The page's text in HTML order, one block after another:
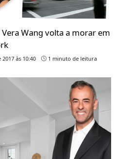
Wang volta a morar em
às 10:40 1 minuto de leitura